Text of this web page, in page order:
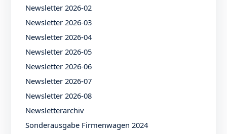
Newsletter 2026-02
Newsletter 2026-03
Newsletter 2026-04
Newsletter 2026-05
Newsletter 2026-06
Newsletter 2026-07
Newsletter 2026-08
Newsletterarchiv
Sonderausgabe Firmenwagen 2024